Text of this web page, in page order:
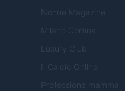
Nonne Magazine
Milano Cortina
Luxury Club
Il Calcio Online
Professione mamma